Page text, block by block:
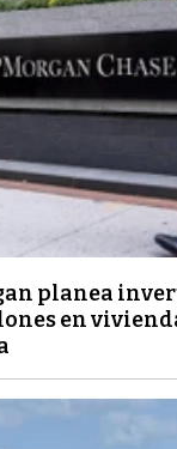
planea
en